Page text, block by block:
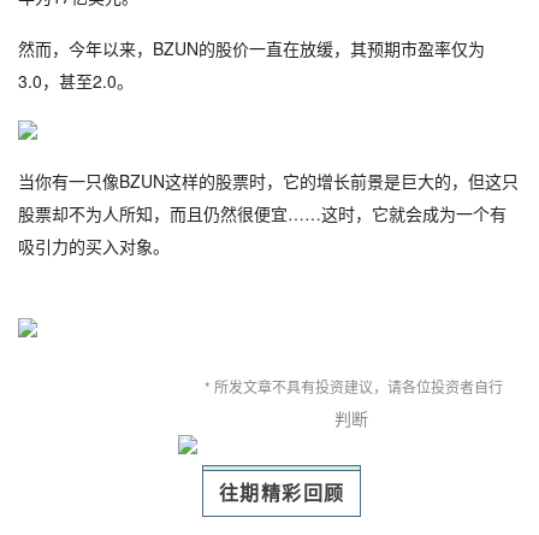
然而，今年以来，BZUN的股价一直在放缓，其预期市盈率仅为
3.0，甚至2.0。
当你有一只像BZUN这样的股票时，它的增长前景是巨大的，但这只
股票却不为人所知，而且仍然很便宜……这时，它就会成为一个有
吸引力的买入对象。
* 所发文章不具有投资建议，请各位投资者自行
判断
往期精彩回顾